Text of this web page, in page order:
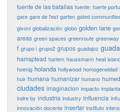
fuente de las batallas fuente: fuerte
gare gare de l'est garten gated communities
givoni globalización globo golden lane
areas green spaces greenroute greenway
f grupo i grupo2 grupos guadajoz
hamsptead harlem haussmann heat
hoenig holanda hollywood homogeneidad
huir humana humanizar humano
ciudades imaginacion impacto
indre by industria industry influencia
innovación docente insertar instituto